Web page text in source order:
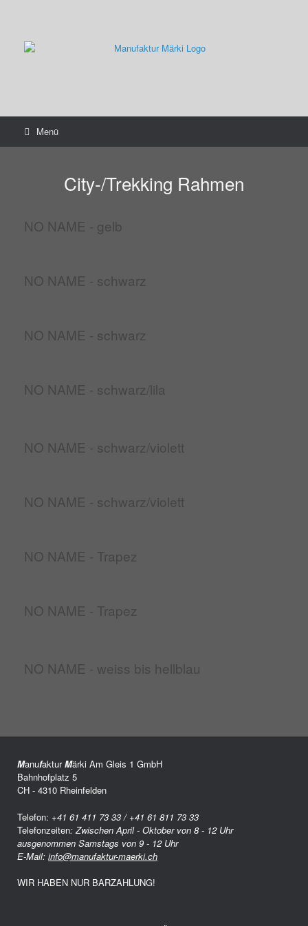
Menü
City-/Trekking Rahmen
NO NAME - gelb
NO NAME - schwarz
NO NAME - schwarz
NO NAME - schwarz/lila
NO NAME - schwarz/violett
NO NAME - schwarz/violett
NO NAME - Trapez
NO NAME - Trapez
NO NAME - weiss bis hellblau
ManufakturMärki Am Gleis 1 GmbH
Bahnhofplatz 5
CH - 4310 Rheinfelden
Telefon: +41 61 411 73 33 / +41 61 811 73 33
Telefonzeiten: Zwischen April - Oktober von 8 - 12 Uhr
ausgenommen Samstags von 9 - 12 Uhr
E-Mail: info@manufaktur-maerki.ch
WIR HABEN NUR BARZAHLUNG!